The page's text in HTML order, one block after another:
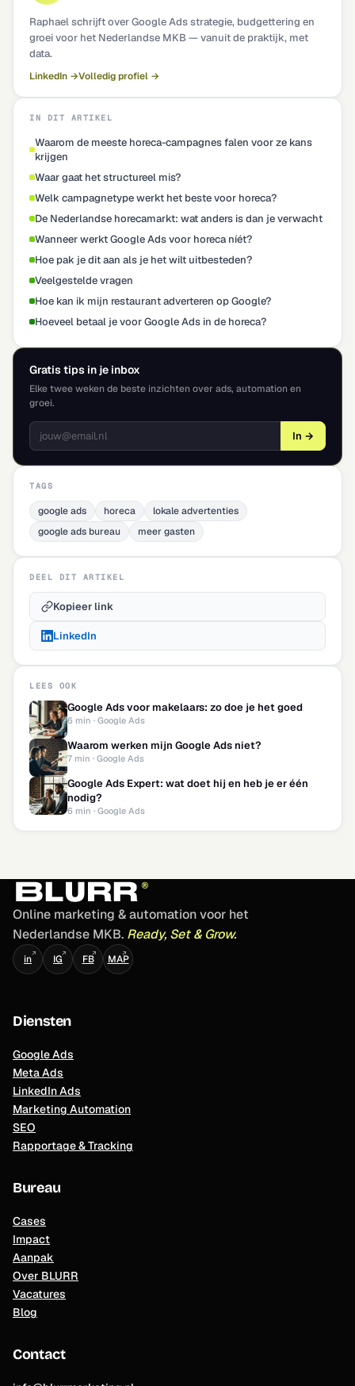
Raphael schrijft over Google Ads strategie, budgettering en
groei voor het Nederlandse MKB — vanuit de praktijk, met
data.
LinkedIn →Volledig profiel →
IN DIT ARTIKEL
Waarom de meeste horeca-campagnes falen voor ze kans
krijgen
Waar gaat het structureel mis?
Welk campagnetype werkt het beste voor horeca?
De Nederlandse horecamarkt: wat anders is dan je verwacht
Wanneer werkt Google Ads voor horeca níét?
Hoe pak je dit aan als je het wilt uitbesteden?
Veelgestelde vragen
Hoe kan ik mijn restaurant adverteren op Google?
Hoeveel betaal je voor Google Ads in de horeca?
Gratis tips in je inbox
Elke twee weken de beste inzichten over ads, automation en
groei.
In →
TAGS
google ads horeca
lokale advertenties
google ads bureau
meer gasten
DEEL DIT ARTIKEL
Kopieer link
LinkedIn
LEES OOK
Google Ads voor makelaars: zo doe je het goed
6 min · Google Ads
Waarom werken mijn Google Ads niet?
7 min · Google Ads
Google Ads Expert: wat doet hij en heb je er één
nodig?
6 min · Google Ads
Online marketing & automation voor het
Nederlandse MKB. Ready, Set & Grow.
in↗ IG↗ FB↗ MAP
↗
Diensten
Google Ads
Meta Ads
LinkedIn Ads
Marketing Automation
SEO
Rapportage & Tracking
Bureau
Cases
Impact
Aanpak
Over BLURR
Vacatures
Blog
Contact